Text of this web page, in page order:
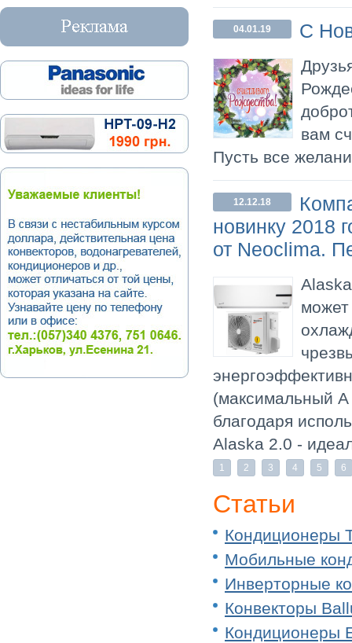
04.01.19 С
вам
Пусть все
12.12.18
новинку 2018
от Neoclima.
может
(максимальный A
благодаря
Alaska 2.0 -
1 2 3 4 5 6
Статьи
Кондиционеры
Мобильные
Инверторные
Конвекторы
Кондиционеры